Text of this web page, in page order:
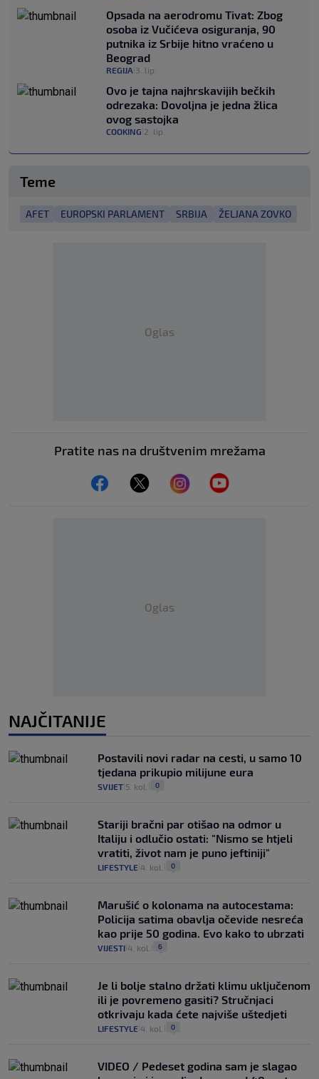
Opsada na aerodromu Tivat: Zbog
osoba iz Vučićeva osiguranja, 90
putnika iz Srbije hitno vraćeno u
Beograd
REGIJA 3. lip.
Ovo je tajna najhrskavijih bečkih
odrezaka: Dovoljna je jedna žlica
ovog sastojka
COOKING 2. lip.
Teme
AFET EUROPSKI PARLAMENT SRBIJA ŽELJANA ZOVKO
Oglas
Pratite nas na društvenim mrežama
Oglas
NAJČITANIJE
Postavili novi radar na cesti, u samo 10
tjedana prikupio milijune eura
SVIJET 5. kol. 0
Stariji bračni par otišao na odmor u
Italiju i odlučio ostati: "Nismo se htjeli
vratiti, život nam je puno jeftiniji"
LIFESTYLE 4. kol. 0
Marušić o kolonama na autocestama:
Policija satima obavlja očevide nesreća
kao prije 50 godina. Evo kako to ubrzati
VIJESTI 4. kol. 6
Je li bolje stalno držati klimu uključenom
ili je povremeno gasiti? Stručnjaci
otkrivaju kada ćete najviše uštedjeti
LIFESTYLE 4. kol. 0
VIDEO / Pedeset godina sam je slagao